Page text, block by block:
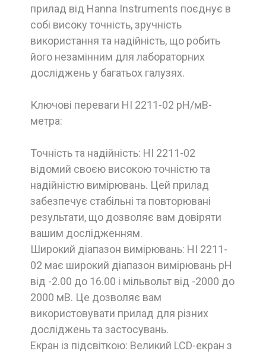
прилад від Hanna Instruments поєднує в
собі високу точність, зручність
використання та надійність, що робить
його незамінним для лабораторних
досліджень у багатьох галузях.
Ключові переваги HI 2211-02 рН/мВ-
метра:
Точність та надійність: HI 2211-02
відомий своєю високою точністю та
надійністю вимірювань. Цей прилад
забезпечує стабільні та повторювані
результати, що дозволяє вам довіряти
вашим дослідженням.
Широкий діапазон вимірювань: HI 2211-
02 має широкий діапазон вимірювань рН
від -2.00 до 16.00 і мільвольт від -2000 до
2000 мВ. Це дозволяє вам
використовувати прилад для різних
досліджень та застосувань.
Екран із підсвіткою: Великий LCD-екран з